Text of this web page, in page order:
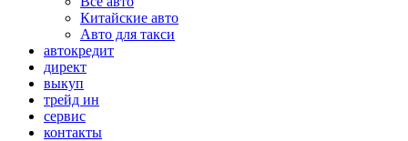
Китайские авто
Авто для такси
автокредит
директ
выкуп
трейд ин
сервис
контакты